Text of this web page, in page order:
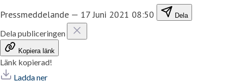
Pressmeddelande — 17 Juni 2021 08:50 Dela
Dela publiceringen
Kopiera länk
Länk kopierad!
Ladda ner